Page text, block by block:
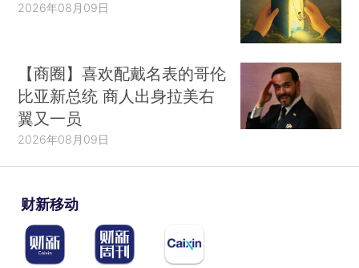
2026年08月09日
【商圈】喜欢配戴名表的哥伦
比亚新总统 商人出身拉美右
翼又一员
2026年08月09日
财新移动